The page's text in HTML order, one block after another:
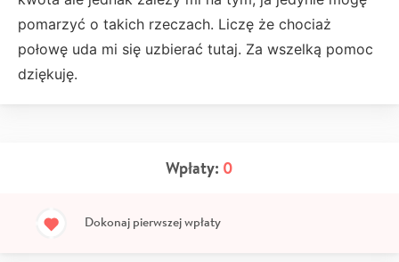
pomarzyć o takich rzeczach. Liczę że chociaż
połowę uda mi się uzbierać tutaj. Za wszelką pomoc
dziękuję.
Wpłaty: 0
Dokonaj pierwszej wpłaty